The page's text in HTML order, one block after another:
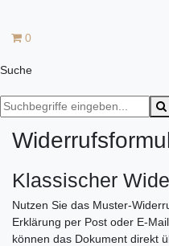
0
Suche
Klassischer
Nutzen Sie das Muster-
Erklärung per Post oder E-
können das Dokument direkt